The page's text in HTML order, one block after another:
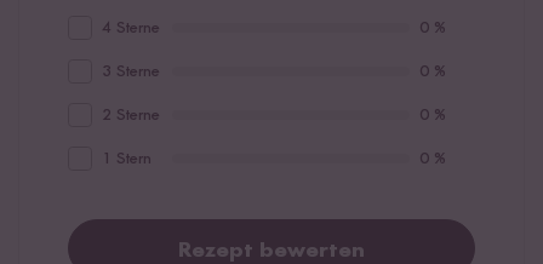
4 Sterne 0 %
3 Sterne 0 %
2 Sterne 0 %
1 Stern 0 %
Rezept bewerten